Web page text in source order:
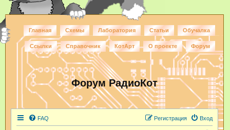
Главная Схемы Лаборатория Статьи Обучалка
Ссылки Справочник КотАрт О проекте Форум
Форум РадиоКот
FAQ Вход
Регистрация